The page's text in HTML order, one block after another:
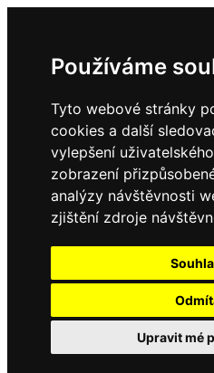
Používáme
Tyto webové stránky
cookies a další
vylepšení
zobrazení
analýzy návštěvnosti
zjištění zdroje
Upravit mé